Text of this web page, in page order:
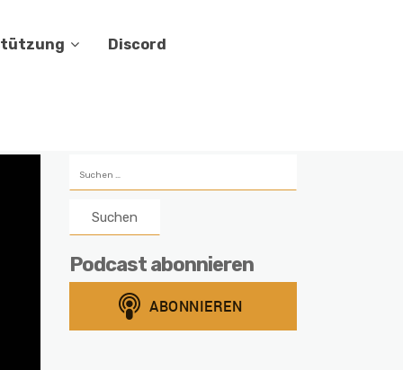
Discord
nach:
Podcast abonnieren